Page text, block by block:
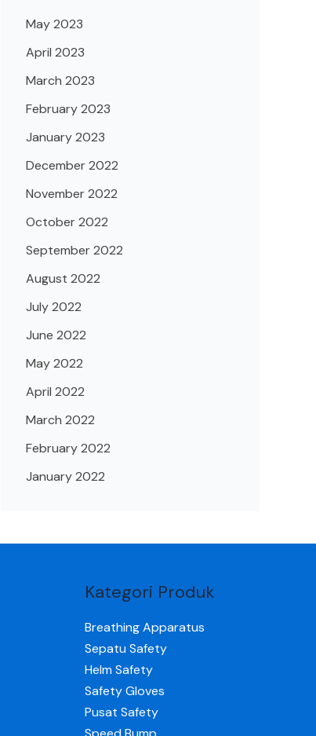
May 2023
April 2023
March 2023
February 2023
January 2023
December 2022
November 2022
October 2022
September 2022
August 2022
July 2022
June 2022
May 2022
April 2022
March 2022
February 2022
January 2022
Kategori Produk
Breathing Apparatus
Sepatu Safety
Helm Safety
Safety Gloves
Pusat Safety